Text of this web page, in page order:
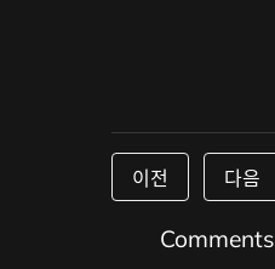
이전 다음
Comments